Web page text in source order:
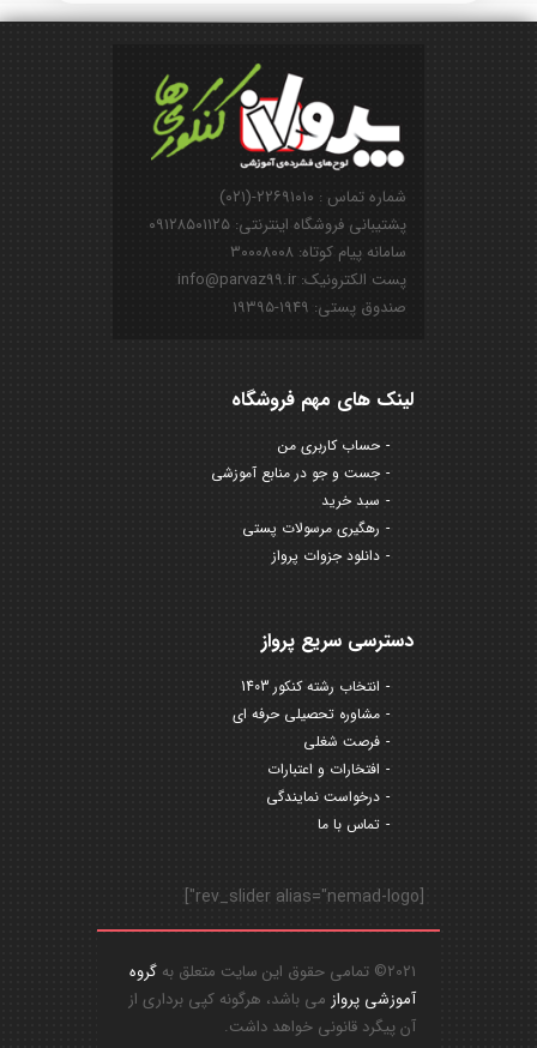
شماره تماس : ۲۲۶۹۱۰۱۰-(۰۲۱)
پشتیبانی فروشگاه اینترنتی: ۰۹۱۲۸۵۰۱۱۲۵
سامانه پیام کوتاه: ۳۰۰۰۸۰۰۸
پست الکترونیک: info@parvaz99.ir
صندوق پستی: ۱۹۴۹-۱۹۳۹۵
لینک های مهم فروشگاه
حساب کاربری من
جست و جو در منابع آموزشی
سبد خرید
رهگیری مرسولات پستی
دانلود جزوات پرواز
دسترسی سریع پرواز
انتخاب رشته کنکور 1403
مشاوره تحصیلی حرفه ای
فرصت شغلی
افتخارات و اعتبارات
درخواست نمایندگی
تماس با ما
[rev_slider alias="nemad-logo"]
2021© تمامی حقوق این سایت متعلق به
گروه
آموزشی پرواز می باشد، هرگونه کپی برداری از
آن پیگرد قانونی خواهد داشت.